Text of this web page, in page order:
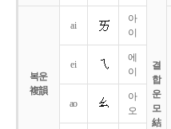
결
합
운
모
結
복운
複韻
ai
아
이
ei
에
이
ao
아
오